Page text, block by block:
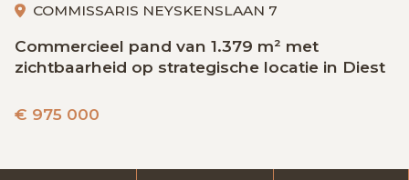
VACATURES MIJN FAVORIETEN
COMMISSARIS NEYSKENSLAAN 7
Commercieel pand van 1.379 m² met
zichtbaarheid op strategische locatie in Diest
€ 975 000